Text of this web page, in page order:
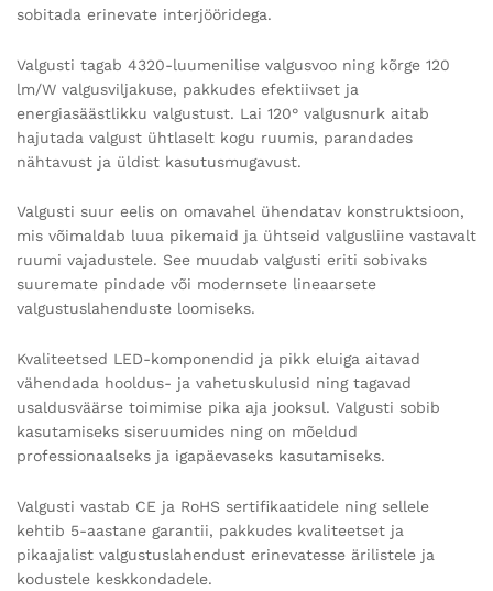
sobitada erinevate interjööridega.
Valgusti tagab 4320-luumenilise valgusvoo ning kõrge 120
lm/W valgusviljakuse, pakkudes efektiivset ja
energiasäästlikku valgustust. Lai 120° valgusnurk aitab
hajutada valgust ühtlaselt kogu ruumis, parandades
nähtavust ja üldist kasutusmugavust.
Valgusti suur eelis on omavahel ühendatav konstruktsioon,
mis võimaldab luua pikemaid ja ühtseid valgusliine vastavalt
ruumi vajadustele. See muudab valgusti eriti sobivaks
suuremate pindade või modernsete lineaarsete
valgustuslahenduste loomiseks.
Kvaliteetsed LED-komponendid ja pikk eluiga aitavad
vähendada hooldus- ja vahetuskulusid ning tagavad
usaldusväärse toimimise pika aja jooksul. Valgusti sobib
kasutamiseks siseruumides ning on mõeldud
professionaalseks ja igapäevaseks kasutamiseks.
Valgusti vastab CE ja RoHS sertifikaatidele ning sellele
kehtib 5-aastane garantii, pakkudes kvaliteetset ja
pikaajalist valgustuslahendust erinevatesse ärilistele ja
kodustele keskkondadele.